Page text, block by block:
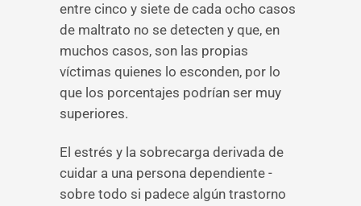
entre cinco y siete de cada ocho casos
de maltrato no se detecten y que, en
muchos casos, son las propias
víctimas quienes lo esconden, por lo
que los porcentajes podrían ser muy
superiores.
El estrés y la sobrecarga derivada de
cuidar a una persona dependiente -
sobre todo si padece algún trastorno